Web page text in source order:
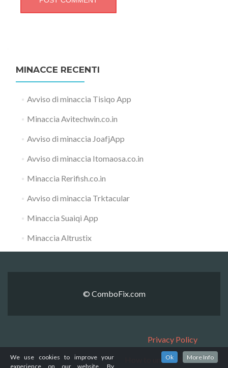
MINACCE RECENTI
Avviso di minaccia Tisiqo App
Minaccia Avitechwin.co.in
Avviso di minaccia JoafjApp
Avviso di minaccia Itomaosa.co.in
Minaccia Rerifish.co.in
Avviso di minaccia Trktacular
Minaccia Suaiqi App
Minaccia Altrustix
© ComboFix.com
Privacy Policy
How to uninstall ComboFix
We use cookies to improve your
experience on our website. By
Ok More Info